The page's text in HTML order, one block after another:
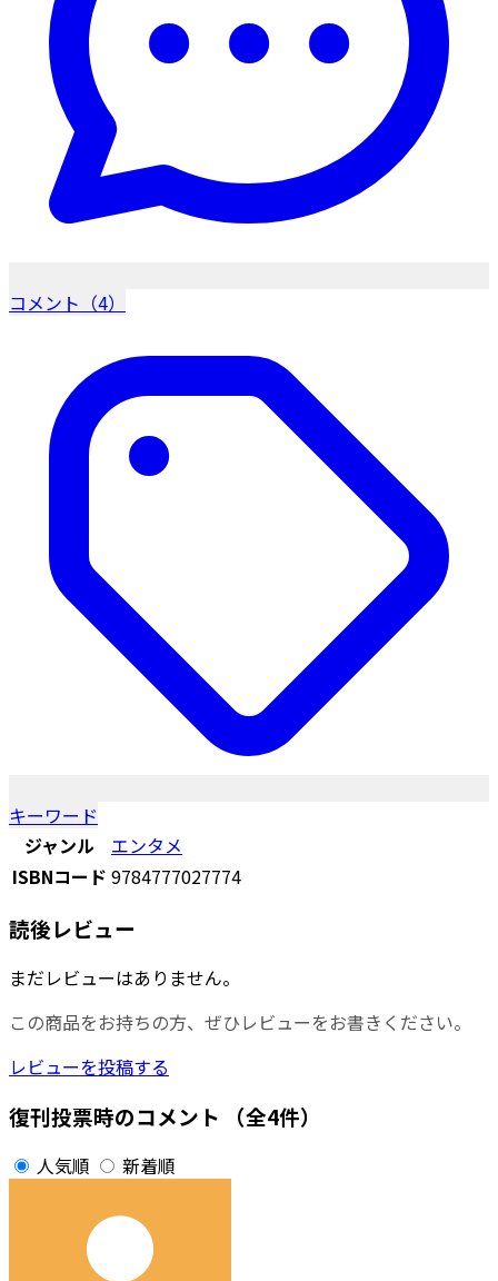
コメント（4）
キーワード
ジャンル
エンタメ
ISBNコード 9784777027774
読後レビュー
まだレビューはありません。
この商品をお持ちの方、ぜひレビューをお書きください。
レビューを投稿する
復刊投票時のコメント （全4件）
人気順 新着順